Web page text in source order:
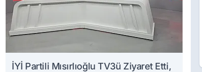
İYİ Partili Mısırlıoğlu TV3ü Ziyaret Etti,